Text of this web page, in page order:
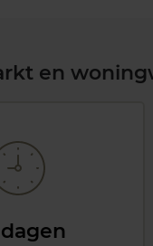
en